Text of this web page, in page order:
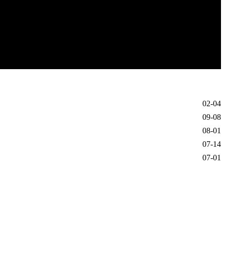
02-04
09-08
08-01
07-14
07-01